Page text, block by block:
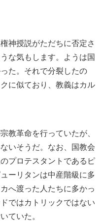
神授説がただちに否定さ
な気もします。ようは国
た。それで分裂したの
に似ており、教義はカル
教革命を行っていたが、
いそうだ。なお、国教会
プロテスタントであるピ
ーリタンは中産階級に多
へ渡った人たちに多かっ
ではカトリックではない
ていた。